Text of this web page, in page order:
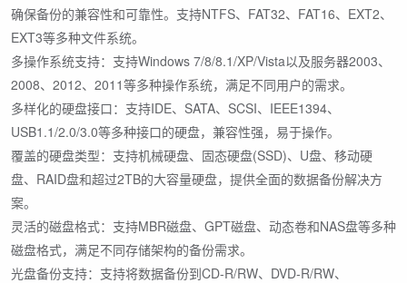
确保备份的兼容性和可靠性。支持NTFS、FAT32、FAT16、EXT2、
EXT3等多种文件系统。
多操作系统支持：支持Windows 7/8/8.1/XP/Vista以及服务器2003、
2008、2012、2011等多种操作系统，满足不同用户的需求。
多样化的硬盘接口：支持IDE、SATA、SCSI、IEEE1394、
USB1.1/2.0/3.0等多种接口的硬盘，兼容性强，易于操作。
覆盖的硬盘类型：支持机械硬盘、固态硬盘(SSD)、U盘、移动硬
盘、RAID盘和超过2TB的大容量硬盘，提供全面的数据备份解决方
案。
灵活的磁盘格式：支持MBR磁盘、GPT磁盘、动态卷和NAS盘等多种
磁盘格式，满足不同存储架构的备份需求。
光盘备份支持：支持将数据备份到CD-R/RW、DVD-R/RW、